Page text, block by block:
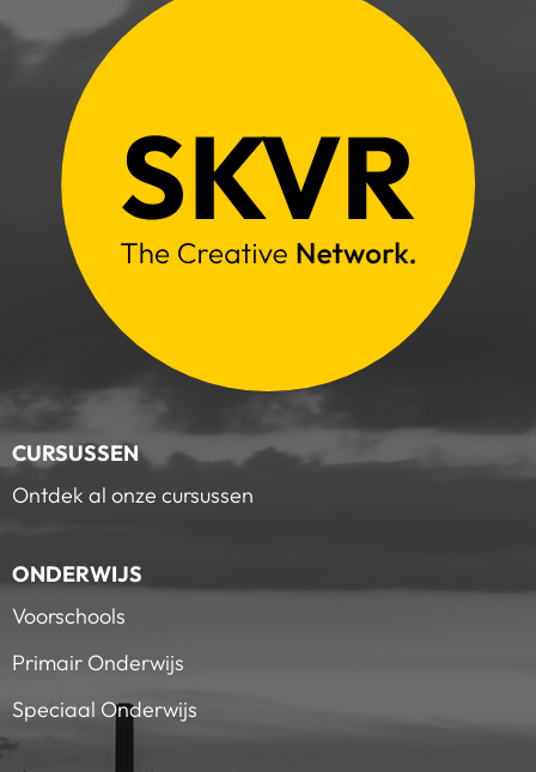
CURSUSSEN
Ontdek al onze cursussen
ONDERWIJS
Voorschools
Primair Onderwijs
Speciaal Onderwijs